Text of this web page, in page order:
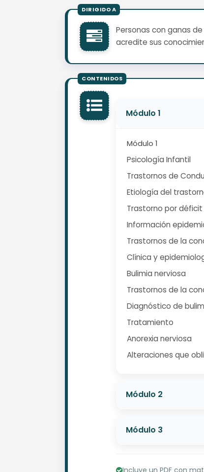
Personas con ganas
acredite sus
Módulo 1
Módulo 1
Psicología Infantil
Trastornos de
Etiología del
Trastorno por
Información
Trastornos de la
Clínica y
Bulimia nerviosa
Trastornos de la
Diagnóstico de
Tratamiento
Anorexia nerviosa
Alteraciones que
Módulo 2
Módulo 3